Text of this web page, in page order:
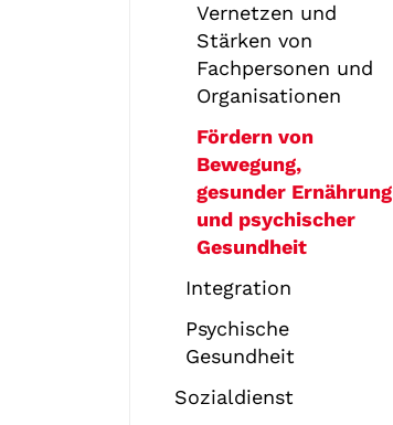
Vernetzen und
Stärken von
Fachpersonen und
Organisationen
Fördern von
Bewegung,
gesunder Ernährung
und psychischer
Gesundheit
(
u
s
g
Integration
Psychische
Gesundheit
Sozialdienst